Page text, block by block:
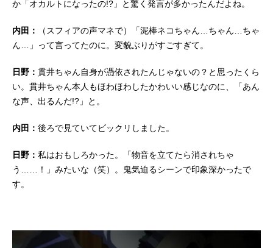
か「オカルトになったの!?」と驚く発言が多かったんだよね。
内田：
（スフィアの声マネで）「泥棒ネコちゃん…ちゃん…ちゃ
ん…」って言ってたのに。変貌ぶりがすごすぎて。
日野： 貫井ちゃん自身が憑依されたんじゃないの？と思ったくら
い。貫井ちゃん本人もほわほわしたかわいい感じなのに、「あん
な声、出るんだ!?」と。
内田： 後ろで見ていてビックリしました。
日野： 私はおもしろかった。「物音を立てたら消されちゃ
う……！」みたいな（笑）。鬼気迫るシーンで印象深かったで
す。